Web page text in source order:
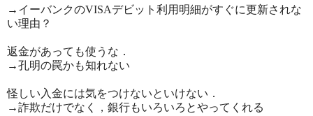
→イーバンクのVISAデビット利用明細がすぐに更新されな
い理由？
返金があっても使うな．
→孔明の罠かも知れない
怪しい入金には気をつけないといけない．
→詐欺だけでなく，銀行もいろいろとやってくれる